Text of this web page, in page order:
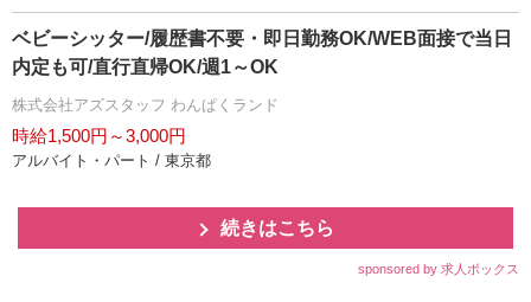
ベビーシッター/履歴書不要・即日勤務OK/WEB面接で当日
内定も可/直行直帰OK/週1～OK
株式会社アズスタッフ わんぱくランド
時給1,500円～3,000円
アルバイト・パート / 東京都
続きはこちら
sponsored by 求人ボックス